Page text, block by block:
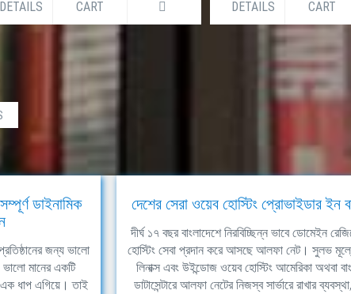
DETAILS CART DETAILS CART
ডাইনামিক
জন্য ভালো
ভালো মানের একটি
এক ধাপ এগিয়ে। তাই
দেশের সেরা ওয়েব হোস্টিং প্রোভাইডার ইন
দীর্ঘ ১৭ বছর বাংলাদেশে নিরবিচ্ছিন্ন ভাবে ডোমেইন
হোস্টিং সেবা প্রদান করে আসছে আলফা নেট। সুলভ
লিনাক্স এবং উইন্ডোজ ওয়েব হোস্টিং আমেরিকা অথবা
ডাটাসেন্টারে আলফা নেটের নিজস্ব সার্ভারে রাখার